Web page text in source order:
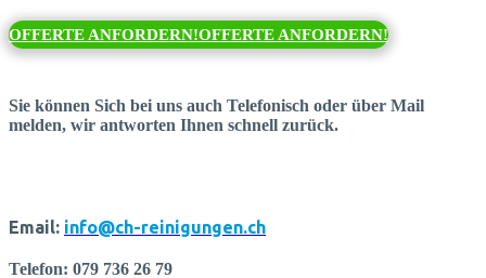
OFFERTE ANFORDERN!OFFERTE ANFORDERN!
Sie können Sich bei uns auch Telefonisch oder über Mail
melden, wir antworten Ihnen schnell zurück.
Email: info@ch-reinigungen.ch
Telefon: 079 736 26 79